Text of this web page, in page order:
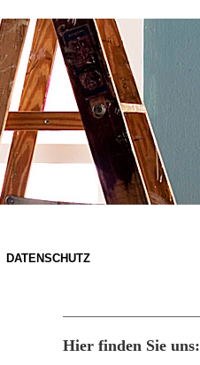
DATENSCHUTZ
Hier finden Sie uns: